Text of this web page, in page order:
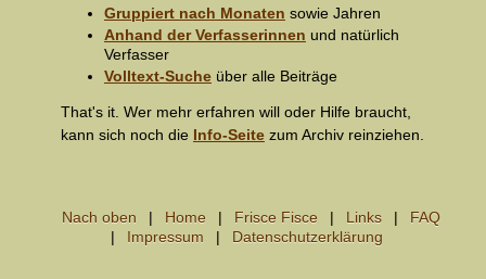
Gruppiert nach Monaten sowie Jahren
Anhand der Verfasserinnen und natürlich
Verfasser
Volltext-Suche über alle Beiträge
That's it. Wer mehr erfahren will oder Hilfe braucht,
kann sich noch die Info-Seite zum Archiv reinziehen.
Nach oben Home Frisce Fisce Links
FAQ
Impressum
Datenschutzerklärung